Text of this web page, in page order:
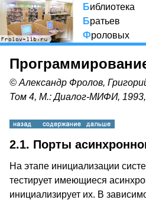
Библиотека
Братьев
Фроловых
© Александр Фролов,
Том 4, М.: Диалог-МИФИ,
2.1. Порты
На этапе инициализации
тестирует имеющиеся
инициализирует их. В